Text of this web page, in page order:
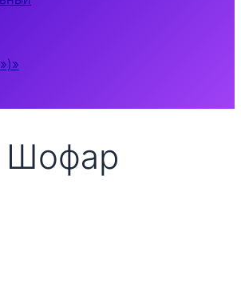
Шофар